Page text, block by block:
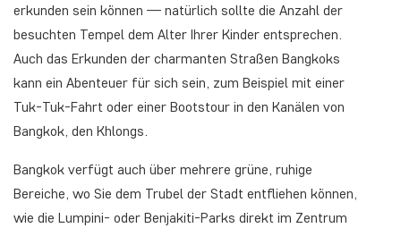
erkunden sein können — natürlich sollte die Anzahl der
besuchten Tempel dem Alter Ihrer Kinder entsprechen.
Auch das Erkunden der charmanten Straßen Bangkoks
kann ein Abenteuer für sich sein, zum Beispiel mit einer
Tuk-Tuk-Fahrt oder einer Bootstour in den Kanälen von
Bangkok, den Khlongs.
Bangkok verfügt auch über mehrere grüne, ruhige
Bereiche, wo Sie dem Trubel der Stadt entfliehen können,
wie die Lumpini- oder Benjakiti-Parks direkt im Zentrum